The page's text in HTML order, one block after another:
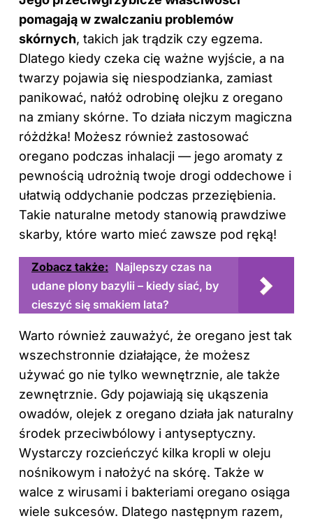
pomagają w zwalczaniu problemów
skórnych, takich jak trądzik czy egzema.
Dlatego kiedy czeka cię ważne wyjście, a na
twarzy pojawia się niespodzianka, zamiast
panikować, nałóż odrobinę olejku z oregano
na zmiany skórne. To działa niczym magiczna
różdżka! Możesz również zastosować
oregano podczas inhalacji — jego aromaty z
pewnością udrożnią twoje drogi oddechowe i
ułatwią oddychanie podczas przeziębienia.
Takie naturalne metody stanowią prawdziwe
skarby, które warto mieć zawsze pod ręką!
Zobacz także: Najlepszy czas na
udane plony bazylii – kiedy siać, by
cieszyć się smakiem lata?
Warto również zauważyć, że oregano jest tak
wszechstronnie działające, że możesz
używać go nie tylko wewnętrznie, ale także
zewnętrznie. Gdy pojawiają się ukąszenia
owadów, olejek z oregano działa jak naturalny
środek przeciwbólowy i antyseptyczny.
Wystarczy rozcieńczyć kilka kropli w oleju
nośnikowym i nałożyć na skórę. Także w
walce z wirusami i bakteriami oregano osiąga
wiele sukcesów. Dlatego następnym razem,